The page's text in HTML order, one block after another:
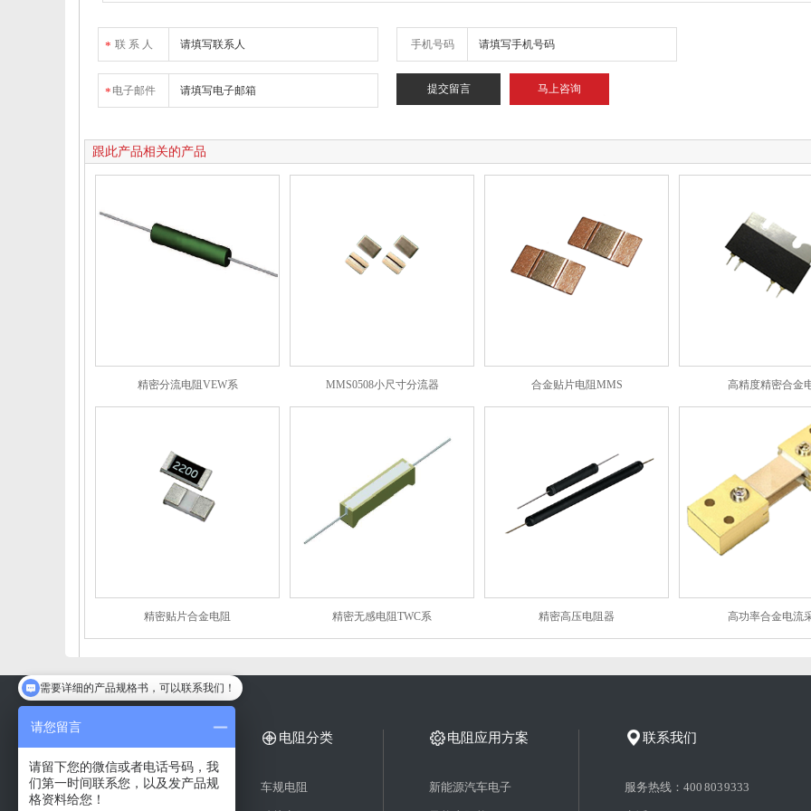
* 联 系 人 手机号码
* 电子邮件 马上咨询
跟此产品相关的产品
精密分流电阻VEW系 MMS0508小尺寸分流器 合金贴片电阻MMS 高精度精密合金
精密贴片合金电阻 精密无感电阻TWC系 精密高压电阻器 高功率合金电流
精密合金电阻
电阻分类
车规电阻
电阻应用方案
新能源汽车电子
联系我们
服务热线：400 803 9333
方便留下您的微信或者电话吗？
请您留言
请留下您的微信或者电话号码，我
们第一时间联系您，以及发产品规
格资料给您！